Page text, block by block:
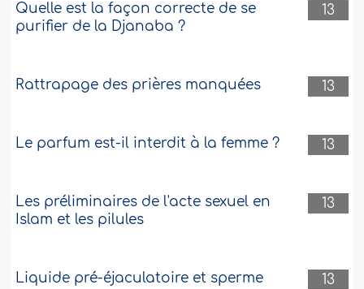
13
Quelle est la façon correcte de se
purifier de la Djanaba ?
13
Rattrapage des prières manquées
13
Le parfum est-il interdit à la femme ?
13
Les préliminaires de l'acte sexuel en
Islam et les pilules
13
Liquide pré-éjaculatoire et sperme